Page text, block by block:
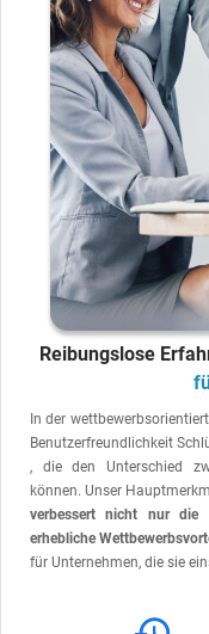
Reibungslose
In der
Benutzerfreundlichkeit
, die den Unterschied
können. Unser
verbessert nicht nur die
erhebliche
für Unternehmen, die sie